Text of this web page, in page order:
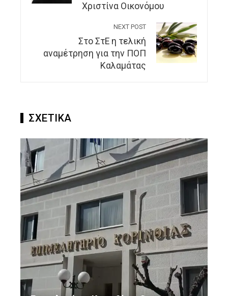
Χριστίνα Οικονόμου
NEXT POST
Στο ΣτΕ η τελική
αναμέτρηση για την ΠΟΠ
Καλαμάτας
ΣΧΕΤΙΚΑ